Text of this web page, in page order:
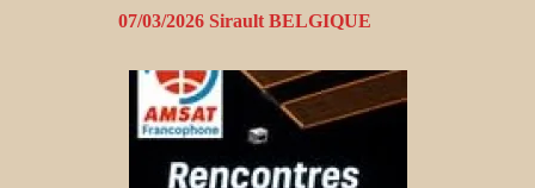
07/03/2026 Sirault BELGIQUE